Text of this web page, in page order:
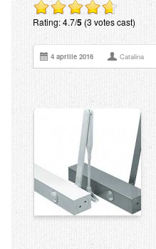
Rating: 4.7/5(3 votes cast)
4 aprilie 2016 Catalina